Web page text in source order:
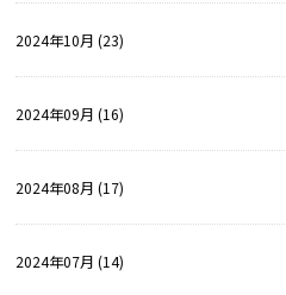
2024年10月 (23)
2024年09月 (16)
2024年08月 (17)
2024年07月 (14)